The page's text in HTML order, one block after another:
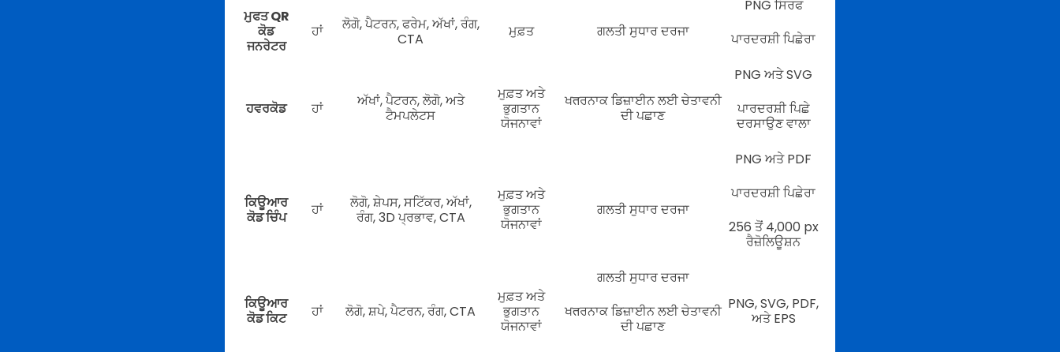
ਮੁਫਤ QR
ਕੋਡ
ਜਨਰੇਟਰ
ਹਾਂ
ਲੋਗੋ, ਪੈਟਰਨ, ਫਰੇਮ, ਅੱਖਾਂ, ਰੰਗ,
CTA
ਮੁਫ਼ਤ ਗਲਤੀ ਸੁਧਾਰ ਦਰਜਾ
PNG ਸਿਰਫ
ਪਾਰਦਰਸ਼ੀ ਪਿਛੇਰਾ
ਹਵਰਕੋਡ ਹਾਂ
ਅੱਖਾਂ, ਪੈਟਰਨ, ਲੋਗੋ, ਅਤੇ
ਟੈਮਪਲੇਟਸ
ਮੁਫ਼ਤ ਅਤੇ
ਭੁਗਤਾਨ
ਯੋਜਨਾਵਾਂ
ਖतਰਨਾਕ ਡਿਜ਼ਾਈਨ ਲਈ ਚੇਤਾਵਨੀ
ਦੀ ਪਛਾਣ
PNG ਅਤੇ SVG
ਪਾਰਦਰਸ਼ੀ ਪਿਛੇ
ਦਰਸਾਉਣ ਵਾਲਾ
ਕਿਊਆਰ
ਕੋਡ ਚਿੰਪ
ਹਾਂ
ਲੋਗੋ, ਸ਼ੇਪਸ, ਸਟਿੱਕਰ, ਅੱਖਾਂ,
ਰੰਗ, 3D ਪ੍ਰਭਾਵ, CTA
ਮੁਫ਼ਤ ਅਤੇ
ਭੁਗਤਾਨ
ਯੋਜਨਾਵਾਂ
ਗਲਤੀ ਸੁਧਾਰ ਦਰਜਾ
PNG ਅਤੇ PDF
ਪਾਰਦਰਸ਼ੀ ਪਿਛੇਰਾ
256 ਤੋਂ 4,000 px
ਰੈਜ਼ੋਲਿਊਸ਼ਨ
ਕਿਊਆਰ
ਕੋਡ ਕਿਟ
ਹਾਂ ਲੋਗੋ, ਸ਼ਪੇ, ਪੈਟਰਨ, ਰੰਗ, CTA
ਮੁਫ਼ਤ ਅਤੇ
ਭੁਗਤਾਨ
ਯੋਜਨਾਵਾਂ
ਗਲਤੀ ਸੁਧਾਰ ਦਰਜਾ
ਖतਰਨਾਕ ਡਿਜ਼ਾਈਨ ਲਈ ਚੇਤਾਵਨੀ
ਦੀ ਪਛਾਣ
PNG, SVG, PDF,
ਅਤੇ EPS